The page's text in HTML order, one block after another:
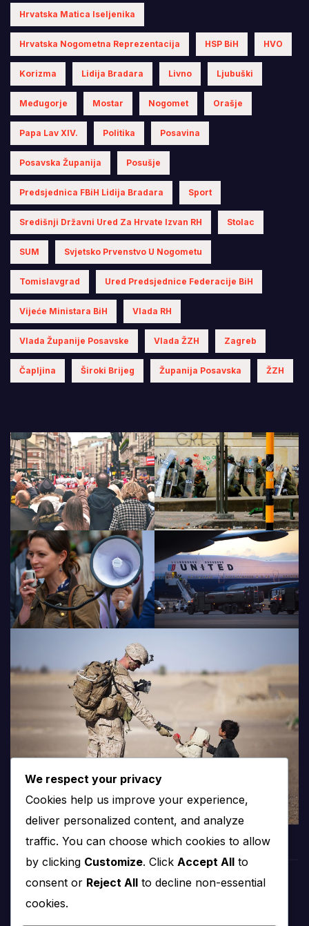
Hrvatska Matica Iseljenika
Hrvatska Nogometna Reprezentacija HSP BiH HVO
Korizma Lidija Bradara Livno Ljubuški
Međugorje Mostar Nogomet Orašje
Papa Lav XIV. Politika Posavina
Posavska Županija Posušje
Predsjednica FBiH Lidija Bradara Sport
Središnji Državni Ured Za Hrvate Izvan RH Stolac
SUM Svjetsko Prvenstvo U Nogometu
Tomislavgrad Ured Predsjednice Federacije BiH
Vijeće Ministara BiH Vlada RH
Vlada Županije Posavske Vlada ŽZH Zagreb
Čapljina Široki Brijeg Županija Posavska ŽZH
We respect your privacy
Cookies help us improve your experience,
deliver personalized content, and analyze
traffic. You can choose which cookies to allow
by clicking Customize. Click Accept All to
consent or Reject All to decline non-essential
cookies.